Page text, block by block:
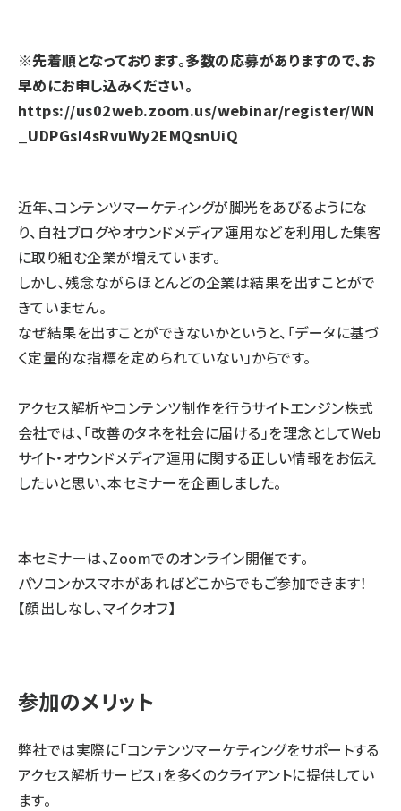
※先着順となっております。多数の応募がありますので、お
早めにお申し込みください。
https://us02web.zoom.us/webinar/register/WN
_UDPGsI4sRvuWy2EMQsnUiQ
近年、コンテンツマーケティングが脚光をあびるようにな
り、自社ブログやオウンドメディア運用などを利用した集客
に取り組む企業が増えています。
しかし、残念ながらほとんどの企業は結果を出すことがで
きていません。
なぜ結果を出すことができないかというと、「データに基づ
く定量的な指標を定められていない」からです。
アクセス解析やコンテンツ制作を行うサイトエンジン株式
会社では、「改善のタネを社会に届ける」を理念としてWeb
サイト・オウンドメディア運用に関する正しい情報をお伝え
したいと思い、本セミナーを企画しました。
本セミナーは、Zoomでのオンライン開催です。
パソコンかスマホがあればどこからでもご参加できます！
【顔出しなし、マイクオフ】
参加のメリット
弊社では実際に「コンテンツマーケティングをサポートする
アクセス解析サービス」を多くのクライアントに提供してい
ます。